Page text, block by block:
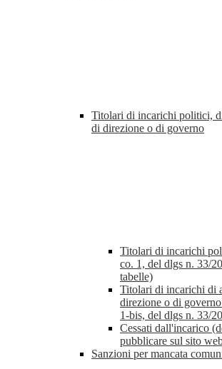
Titolari di incarichi politici,
di direzione o di governo
Titolari di incarichi
co. 1, del dlgs n. 33/
tabelle)
Titolari di incarichi di
direzione o di
1-bis, del dlgs n. 33/
Cessati dall'incarico
pubblicare sul sito
Sanzioni per mancata